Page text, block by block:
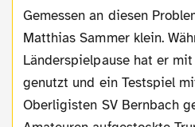
Gemessen an diesen Problemen sind die von
Matthias Sammer klein.
Länderspielpause hat er
genutzt und ein Testspiel
Oberligisten SV Bernbach